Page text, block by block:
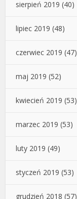
sierpień 2019 (40)
lipiec 2019 (48)
czerwiec 2019 (47)
maj 2019 (52)
kwiecień 2019 (53)
marzec 2019 (53)
luty 2019 (49)
styczeń 2019 (53)
grudzień 2018 (57)